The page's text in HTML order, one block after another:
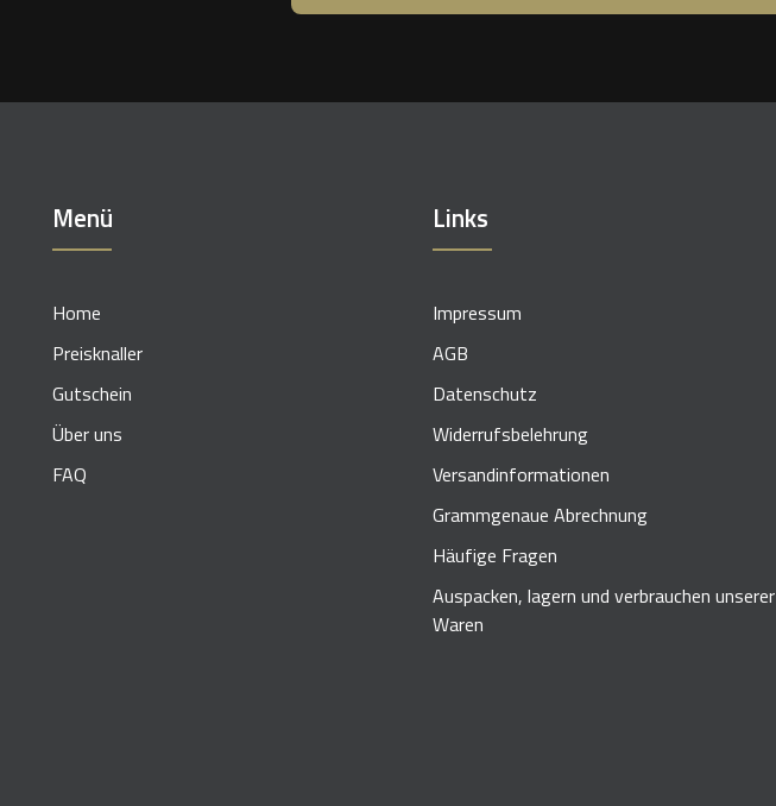
Menü
Home
Preisknaller
Gutschein
Über uns
FAQ
Links
Impressum
AGB
Datenschutz
Widerrufsbelehrung
Versandinformationen
Grammgenaue Abrechnung
Häufige Fragen
Auspacken, lagern und verbrauchen unserer
Waren